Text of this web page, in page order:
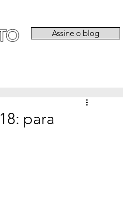
Assine o blog
para